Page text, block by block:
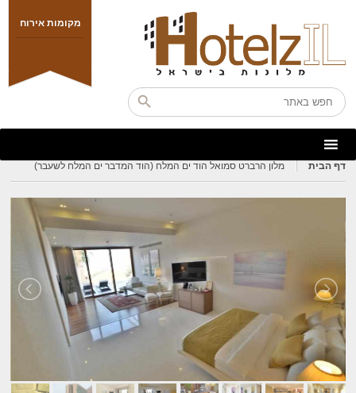
מקומות אירוח
דף הבית מלון הרברט סמואל הוד ים המלח (הוד המדבר ים המלח לשעבר)